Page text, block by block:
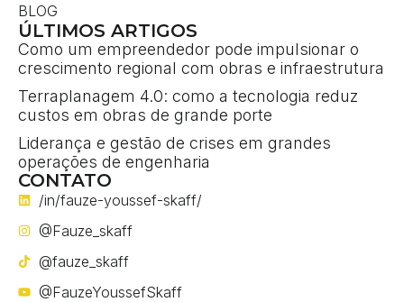
BLOG
ÚLTIMOS ARTIGOS
Como um empreendedor pode impulsionar o
crescimento regional com obras e infraestrutura
Terraplanagem 4.0: como a tecnologia reduz
custos em obras de grande porte
Liderança e gestão de crises em grandes
operações de engenharia
CONTATO
/in/fauze-youssef-skaff/
@Fauze_skaff
@fauze_skaff
@FauzeYoussefSkaff